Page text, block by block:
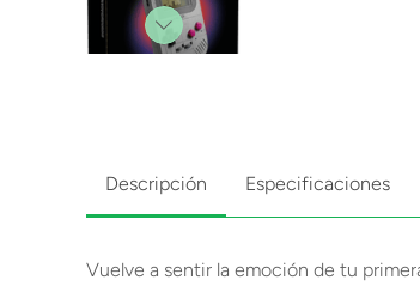
Descripción Especificaciones
Vuelve a sentir la emoción de tu